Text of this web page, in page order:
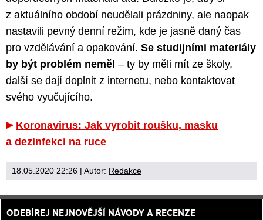
z aktuálního období neudělali prázdniny, ale naopak
nastavili pevný denní režim, kde je jasně daný čas
pro vzdělávání a opakování. Se studijními materiály
by být problém neměl – ty by měli mít ze školy,
další se dají doplnit z internetu, nebo kontaktovat
svého vyučujícího.
Koronavirus: Jak vyrobit roušku, masku
a dezinfekci na ruce
18.05.2020 22:26 | Autor: Redakce
ODEBÍREJ NEJNOVĚJŠÍ NÁVODY A RECENZE